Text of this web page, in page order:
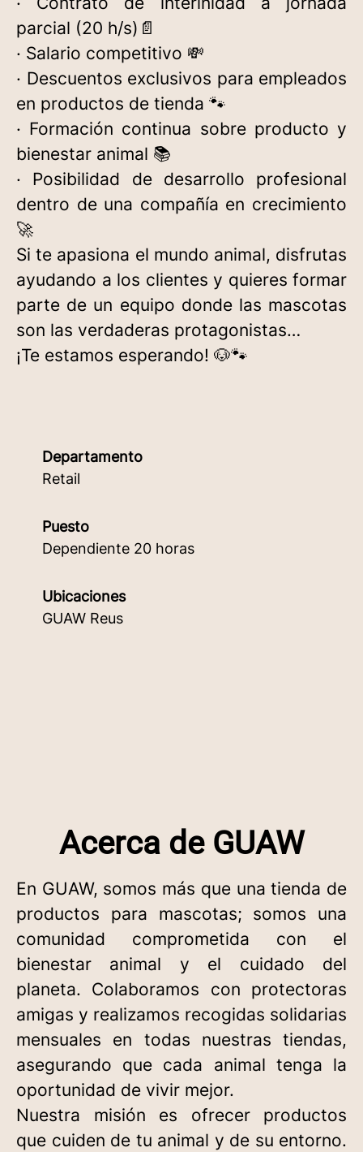
parcial (20 h/s)📄
· Salario competitivo 💸
· Descuentos exclusivos para empleados
en productos de tienda 🐾
· Formación continua sobre producto y
bienestar animal 📚
· Posibilidad de desarrollo profesional
dentro de una compañía en crecimiento
🚀
Si te apasiona el mundo animal, disfrutas
ayudando a los clientes y quieres formar
parte de un equipo donde las mascotas
son las verdaderas protagonistas…
¡Te estamos esperando! 🐶🐾
Departamento
Retail
Puesto
Dependiente 20 horas
Ubicaciones
GUAW Reus
Acerca de GUAW
En GUAW, somos más que una tienda de
productos para mascotas; somos una
comunidad comprometida con el
bienestar animal y el cuidado del
planeta. Colaboramos con protectoras
amigas y realizamos recogidas solidarias
mensuales en todas nuestras tiendas,
asegurando que cada animal tenga la
oportunidad de vivir mejor.
Nuestra misión es ofrecer productos
que cuiden de tu animal y de su entorno.